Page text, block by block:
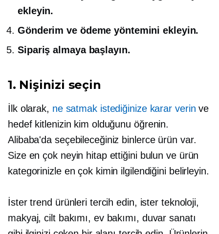
ekleyin.
Gönderim ve ödeme yöntemini ekleyin.
Sipariş almaya başlayın.
1. Nişinizi seçin
İlk olarak, ne satmak istediğinize karar verin ve
hedef kitlenizin kim olduğunu öğrenin.
Alibaba'da seçebileceğiniz binlerce ürün var.
Size en çok neyin hitap ettiğini bulun ve ürün
kategorinizle en çok kimin ilgilendiğini belirleyin.
İster trend ürünleri tercih edin, ister teknoloji,
makyaj, cilt bakımı, ev bakımı, duvar sanatı